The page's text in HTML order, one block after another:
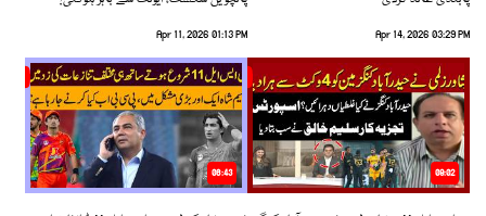
Apr 14, 2026 03:29 PM
Apr 11, 2026 01:13 PM
09:02
06:43